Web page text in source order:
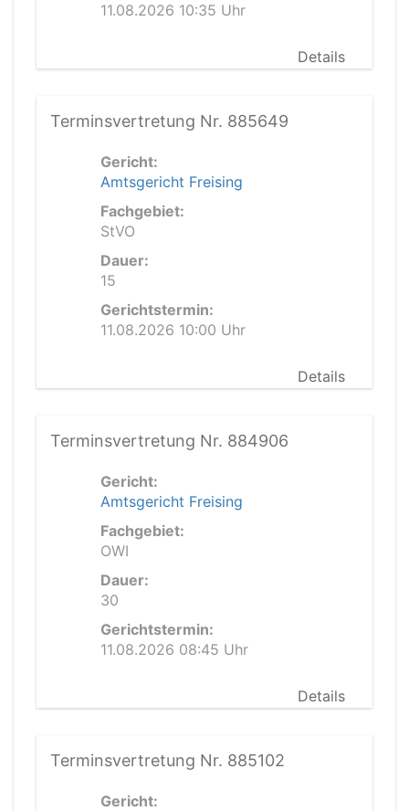
11.08.2026 10:35 Uhr
Details
Terminsvertretung Nr. 885649
Gericht:
Amtsgericht Freising
Fachgebiet:
StVO
Dauer:
15
Gerichtstermin:
11.08.2026 10:00 Uhr
Details
Terminsvertretung Nr. 884906
Gericht:
Amtsgericht Freising
Fachgebiet:
OWI
Dauer:
30
Gerichtstermin:
11.08.2026 08:45 Uhr
Details
Terminsvertretung Nr. 885102
Gericht: